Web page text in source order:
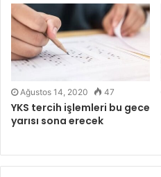
Ağustos 14, 2020 47
YKS tercih işlemleri bu gece
yarısı sona erecek